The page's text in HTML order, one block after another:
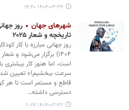
۱۴۰۴-۰۳-۲۴ ۱۴:۴۰
شهرهای جهان
تاریخچه و شعار ۲۰۲۵
است، اما هنوز کار بیشتری
سرعت ببخشیم!» تعیین
قاطع و مستمر است تا هر
دسترسی داشته…
۱۴۰۴-۰۳-۲۲ ۱۱:۴۶